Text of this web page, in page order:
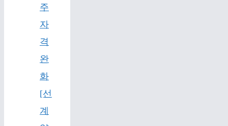
주
자
격
완
화
[선
계